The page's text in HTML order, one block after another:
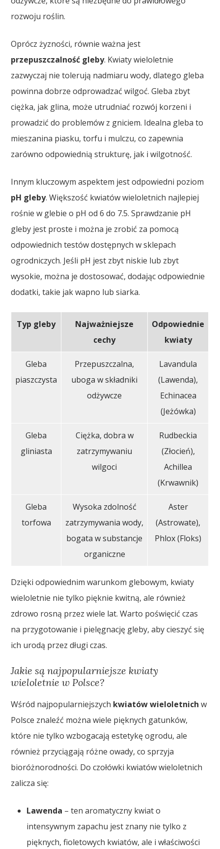
rozwoju roślin.
Oprócz żyzności, równie ważna jest
przepuszczalność gleby. Kwiaty wieloletnie
zazwyczaj nie tolerują nadmiaru wody, dlatego gleba
powinna dobrze odprowadzać wilgoć. Gleba zbyt
ciężka, jak glina, może utrudniać rozwój korzeni i
prowadzić do problemów z gniciem. Idealna gleba to
mieszanina piasku, torfu i mulczu, co zapewnia
zarówno odpowiednią strukturę, jak i wilgotność.
Innym kluczowym aspektem jest odpowiedni poziom
pH gleby. Większość kwiatów wieloletnich najlepiej
rośnie w glebie o pH od 6 do 7.5. Sprawdzanie pH
gleby jest proste i można je zrobić za pomocą
odpowiednich testów dostępnych w sklepach
ogrodniczych. Jeśli pH jest zbyt niskie lub zbyt
wysokie, można je dostosować, dodając odpowiednie
dodatki, takie jak wapno lub siarka.
Typ gleby
Najważniejsze
cechy
Odpowiednie
kwiaty
Gleba
piaszczysta
Przepuszczalna,
uboga w składniki
odżywcze
Lavandula
(Lawenda),
Echinacea
(Jeżówka)
Gleba
gliniasta
Ciężka, dobra w
zatrzymywaniu
wilgoci
Rudbeckia
(Złocień),
Achillea
(Krwawnik)
Gleba
torfowa
Wysoka zdolność
zatrzymywania wody,
bogata w substancje
organiczne
Aster
(Astrowate),
Phlox (Floks)
Dzięki odpowiednim warunkom glebowym, kwiaty
wieloletnie nie tylko pięknie kwitną, ale również
zdrowo rosną przez wiele lat. Warto poświęcić czas
na przygotowanie i pielęgnację gleby, aby cieszyć się
ich urodą przez długi czas.
Jakie są najpopularniejsze kwiaty
wieloletnie w Polsce?
Wśród najpopularniejszych kwiatów wieloletnich w
Polsce znaleźć można wiele pięknych gatunków,
które nie tylko wzbogacają estetykę ogrodu, ale
również przyciągają różne owady, co sprzyja
bioróżnorodności. Do czołówki kwiatów wieloletnich
zalicza się:
Lawenda – ten aromatyczny kwiat o
intensywnym zapachu jest znany nie tylko z
pięknych, fioletowych kwiatów, ale i właściwości